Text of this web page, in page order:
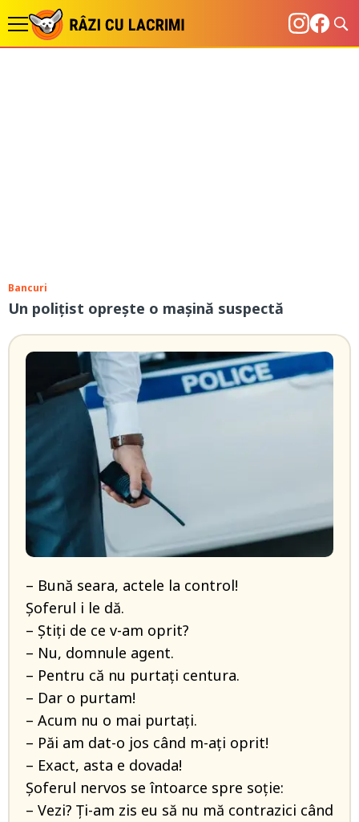
Bancuri
Un polițist oprește o mașină suspectă
– Bună seara, actele la control!
Șoferul i le dă.
– Știți de ce v-am oprit?
– Nu, domnule agent.
– Pentru că nu purtați centura.
– Dar o purtam!
– Acum nu o mai purtați.
– Păi am dat-o jos când m-ați oprit!
– Exact, asta e dovada!
Șoferul nervos se întoarce spre soție:
– Vezi? Ți-am zis eu să nu mă contrazici când